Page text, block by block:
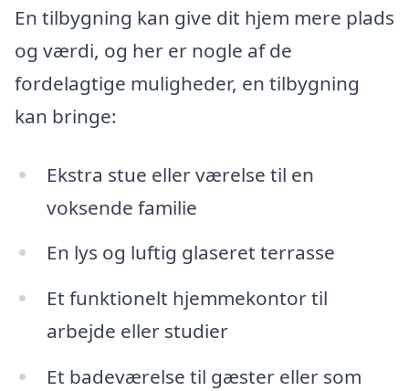
En tilbygning kan give dit hjem mere plads
og værdi, og her er nogle af de
fordelagtige muligheder, en tilbygning
kan bringe:
Ekstra stue eller værelse til en
voksende familie
En lys og luftig glaseret terrasse
Et funktionelt hjemmekontor til
arbejde eller studier
Et badeværelse til gæster eller som